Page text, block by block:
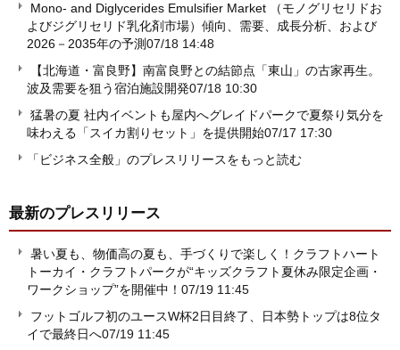
Mono- and Diglycerides Emulsifier Market （モノグリセリドお
よびジグリセリド乳化剤市場）傾向、需要、成長分析、および
2026－2035年の予測07/18 14:48
【北海道・富良野】南富良野との結節点「東山」の古家再生。
波及需要を狙う宿泊施設開発07/18 10:30
猛暑の夏 社内イベントも屋内へグレイドパークで夏祭り気分を
味わえる「スイカ割りセット」を提供開始07/17 17:30
「ビジネス全般」のプレスリリースをもっと読む
最新のプレスリリース
暑い夏も、物価高の夏も、手づくりで楽しく！クラフトハート
トーカイ・クラフトパークが“キッズクラフト夏休み限定企画・
ワークショップ”を開催中！ 07/19 11:45
フットゴルフ初のユースW杯2日目終了、日本勢トップは8位タ
イで最終日へ07/19 11:45